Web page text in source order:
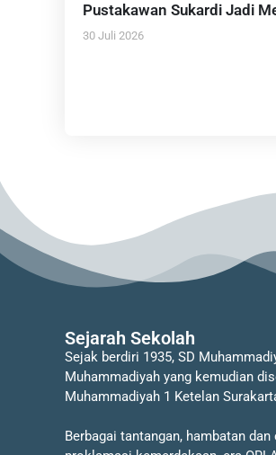
Pustakawan Sukardi Jadi
30 Juli 2026
Sejarah Sekolah
Sejak berdiri 1935, SD
Muhammadiyah yang kemudian
Muhammadiyah 1 Ketelan
Berbagai tantangan, hambatan